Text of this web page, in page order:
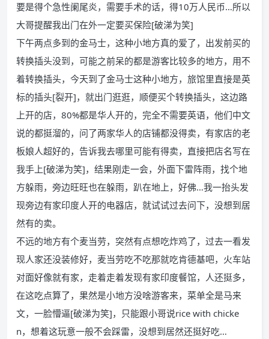
要是得个急性阑尾炎，需要手术的话，得10万人民币…所以
大哥提醒我出门在外一定要买保险[破涕为笑]
下午两点多到的金马士，这种小地方真的爱了，出发前买的
转换插头没到，可能之前呆的都是游客比较多的地方，用不
着转换插头，今天到了金马士这种小地方，旅馆里直接是英
标的插头[裂开]，就出门逛逛，顺便买个转换插头，这边路
上开的店，80%都是华人开的，完全不需要英语，他们中文
说的都挺溜的，问了两家华人的店铺都没得卖，有家店的老
板娘人超好的，告诉我去哪里可能有得卖，直接把店名写在
我手上[破涕为笑]，结果刚走一会，外面下雷阵雨，找个地
方躲雨，旁边旺旺也在躲雨，趴在地上，好佛…我一抬头发
现旁边有家印度人开的电器店，就试试过去问下，没想到居
然有的卖。
不远的地方有个麦当劳，突然有点想吃炸鸡了，过去一看发
现人家还没装修好，麦当劳吃不吃那就吃肯德基吧，火车站
对面好像就有家，走着走着发现有家印度餐馆，人还挺多，
在这吃点算了，果然是小地方没啥游客来，菜单全是马来
文，一脸懵逼[破涕为笑]，只能跟小哥说rice with chicke
n，想着这玩意一般不会踩雷，没想到居然还挺好吃…